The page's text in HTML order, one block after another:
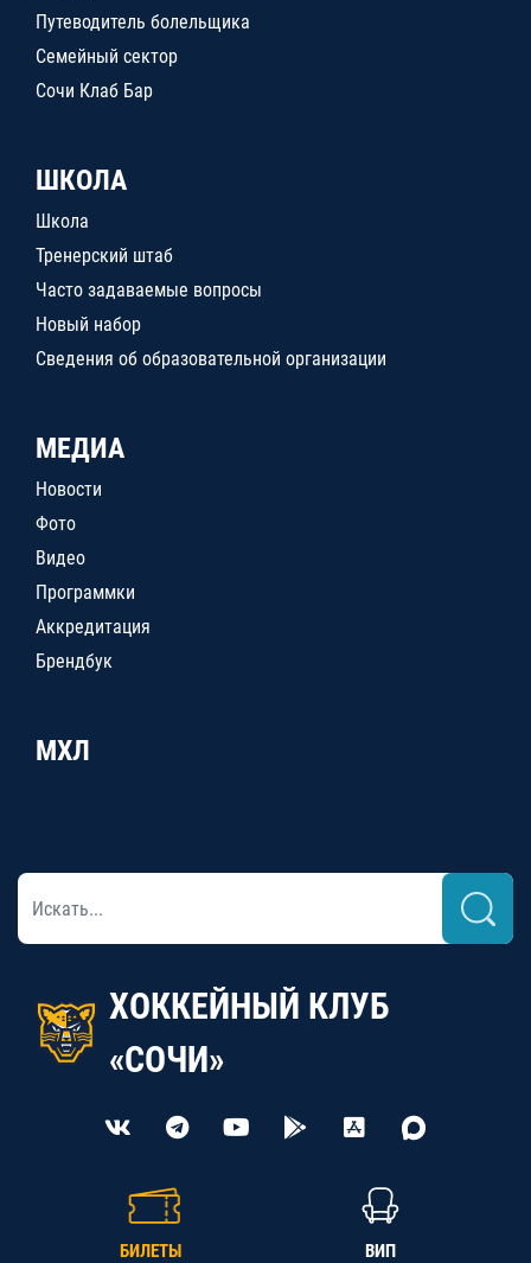
Путеводитель болельщика
Семейный сектор
Сочи Клаб Бар
ШКОЛА
Школа
Тренерский штаб
Часто задаваемые вопросы
Новый набор
Сведения об образовательной организации
МЕДИА
Новости
Фото
Видео
Программки
Аккредитация
Брендбук
МХЛ
ХОККЕЙНЫЙ КЛУБ
«СОЧИ»
БИЛЕТЫ ВИП